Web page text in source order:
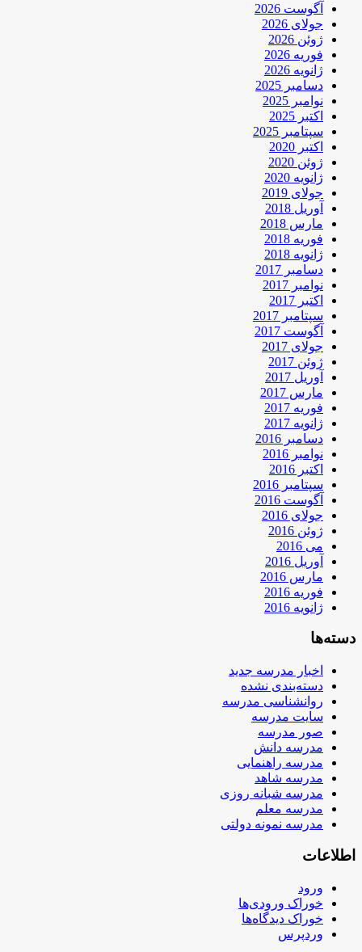
آگوست 2026
جولای 2026
ژوئن 2026
فوریه 2026
ژانویه 2026
دسامبر 2025
نوامبر 2025
اکتبر 2025
سپتامبر 2025
اکتبر 2020
ژوئن 2020
ژانویه 2020
جولای 2019
آوریل 2018
مارس 2018
فوریه 2018
ژانویه 2018
دسامبر 2017
نوامبر 2017
اکتبر 2017
سپتامبر 2017
آگوست 2017
جولای 2017
ژوئن 2017
آوریل 2017
مارس 2017
فوریه 2017
ژانویه 2017
دسامبر 2016
نوامبر 2016
اکتبر 2016
سپتامبر 2016
آگوست 2016
جولای 2016
ژوئن 2016
می 2016
آوریل 2016
مارس 2016
فوریه 2016
ژانویه 2016
دسته‌ها
اخبار مدرسه جدید
دسته‌بندی نشده
روانشناسی مدرسه
سایت مدرسه
صور مدرسه
مدرسه دانش
مدرسه راهنمایی
مدرسه شاهد
مدرسه شبانه روزی
مدرسه معلم
مدرسه نمونه دولتی
اطلاعات
ورود
خوراک ورودی‌ها
خوراک دیدگاه‌ها
وردپرس